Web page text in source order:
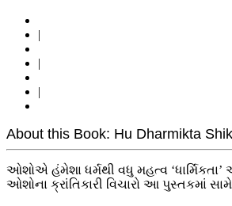
|
|
|
About this Book: Hu Dharmikta
ઓશોએ હંમેશા ધર્મથી વધુ મહત્વ
ઓશોના ક્રાંતિકારી વિચારો આ પુસ્તકમાં